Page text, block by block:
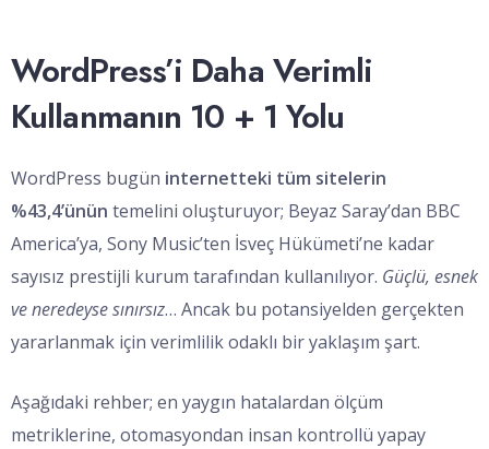
WordPress’i Daha Verimli
Kullanmanın 10 + 1 Yolu
WordPress bugün internetteki tüm sitelerin
%43,4’ünün temelini oluşturuyor; Beyaz Saray’dan BBC
America’ya, Sony Music’ten İsveç Hükümeti’ne kadar
sayısız prestijli kurum tarafından kullanılıyor. Güçlü, esnek
ve neredeyse sınırsız… Ancak bu potansiyelden gerçekten
yararlanmak için verimlilik odaklı bir yaklaşım şart.
Aşağıdaki rehber; en yaygın hatalardan ölçüm
metriklerine, otomasyondan insan kontrollü yapay